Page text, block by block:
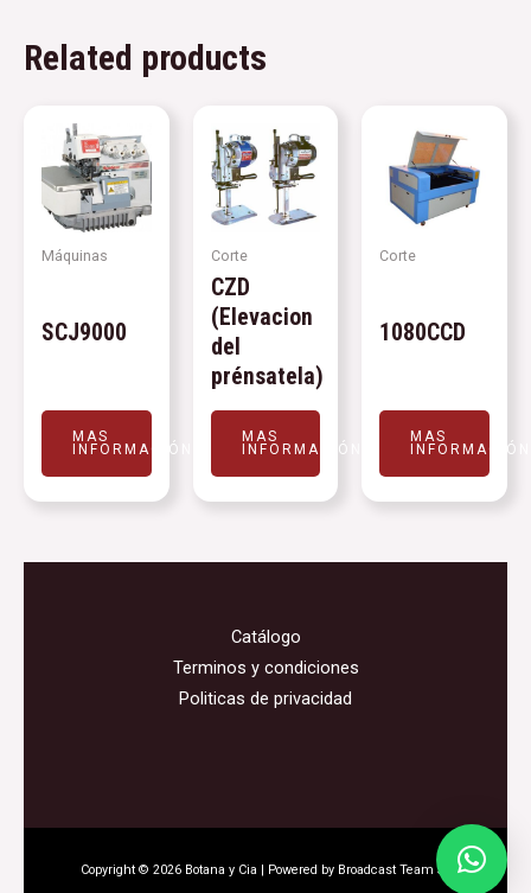
Related products
Máquinas
SCJ9000
MAS
INFORMACIÓN
Corte
CZD
(Elevacion
del
prénsatela)
MAS
INFORMACIÓN
Corte
1080CCD
MAS
INFORMACIÓN
Catálogo
Terminos y condiciones
Politicas de privacidad
Copyright © 2026 Botana y Cia | Powered by Broadcast Team SA